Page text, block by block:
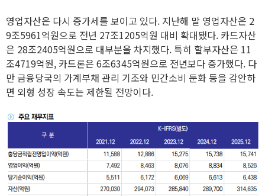
영업자산은 다시 증가세를 보이고 있다. 지난해 말 영업자산은 2
9조5961억원으로 전년 27조1205억원 대비 확대됐다. 카드자산
은 28조2405억원으로 대부분을 차지했다. 특히 할부자산은 11
조4719억원, 카드론은 6조6345억원으로 전년보다 증가했다. 다
만 금융당국의 가계부채 관리 기조와 민간소비 둔화 등을 감안하
면 외형 성장 속도는 제한될 전망이다.